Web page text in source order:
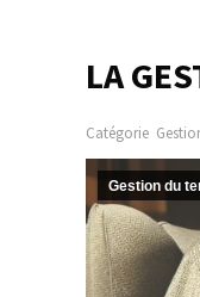
LA
Catégorie
Gestion du